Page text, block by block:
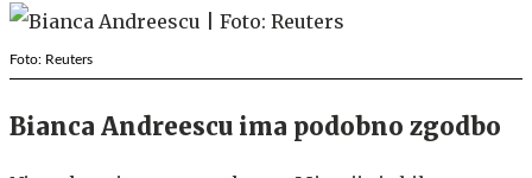
Foto: Reuters
Bianca Andreescu ima podobno zgodbo